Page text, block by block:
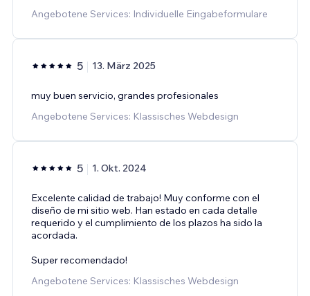
Angebotene Services: Individuelle Eingabeformulare
5 13. März 2025
muy buen servicio, grandes profesionales
Angebotene Services: Klassisches Webdesign
5 1. Okt. 2024
Excelente calidad de trabajo! Muy conforme con el
diseño de mi sitio web. Han estado en cada detalle
requerido y el cumplimiento de los plazos ha sido la
acordada.
Super recomendado!
Angebotene Services: Klassisches Webdesign